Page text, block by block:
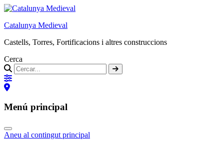
Catalunya Medieval
Castells, Torres, Fortificacions i altres construccions
Cerca
Menú principal
Aneu al contingut principal